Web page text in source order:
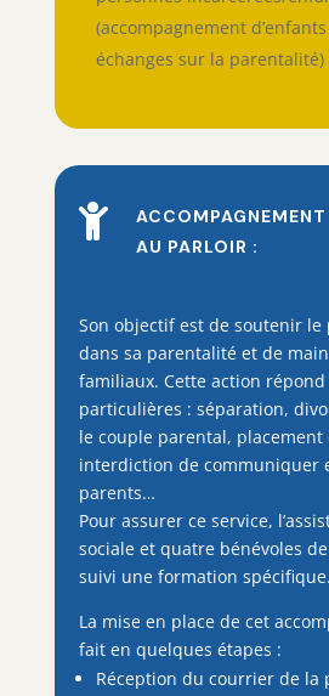
(accompagnement
échanges sur la parentalité)

ACCOMPAGNEMENT
AU PARLOIR :
Son objectif est de soutenir
dans sa parentalité et de
familiaux. Cette action
particulières : séparation,
le couple parental, placement
interdiction de communiquer
parents…
Pour assurer ce service,
sociale et quatre bénévoles
suivi une formation spécifique.
La mise en place de cet
fait en quelques étapes :
Réception du courrier de la